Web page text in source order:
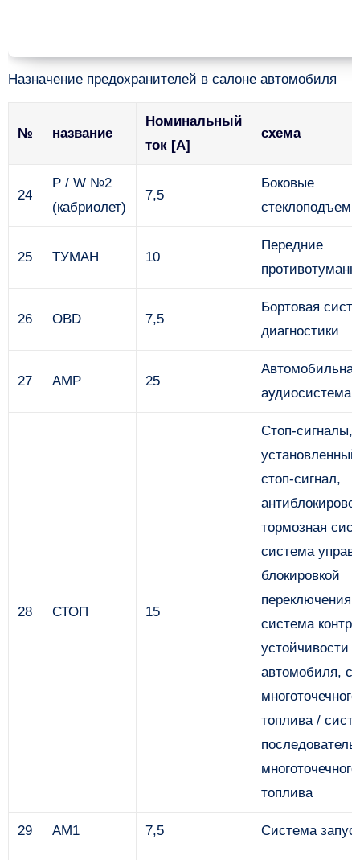
Назначение предохранителей в салоне автомобиля
№ название
Номинальный
ток [A]
схема
24
P / W №2
(кабриолет)
7,5
Боковые
25 ТУМАН 10
Передние
26 OBD 7,5
Бортовая
диагностики
27 AMP 25
Автомобильная
аудиосистема
28 СТОП 15
Стоп-сигналы,
стоп-сигнал,
тормозная
система
блокировкой
переключения
система
устойчивости
автомобиля,
топлива /
топлива
29 AM1 7,5 Система